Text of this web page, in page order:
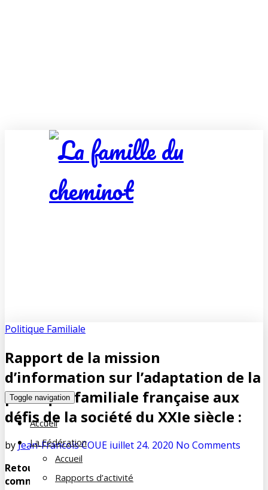
Toggle navigation
Accueil
La Fédération
Accueil
Rapports d’activité
Politique Familiale
Rapport de la mission
d’information sur l’adaptation de la
politique familiale française aux
défis de la société du XXIe siècle :
byJean-François COUE juillet 24, 2020 No Comments
Retour vers une une politique familiale forte utilisée
comme outil de relance économique ?